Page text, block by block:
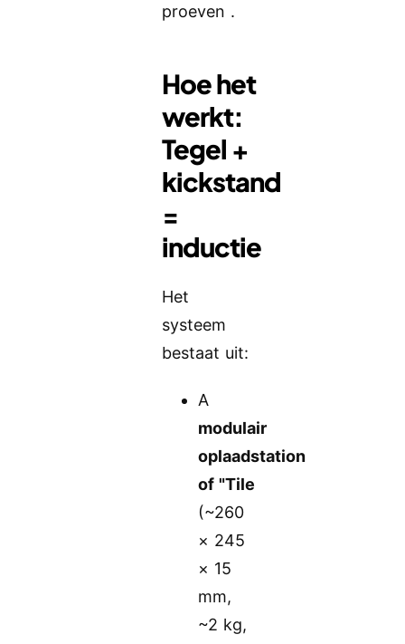
proeven .
Hoe het
werkt:
Tegel +
kickstand
=
inductie
Het
systeem
bestaat uit:
A
modulair
oplaadstation
of "Tile
(~260
× 245
× 15
mm,
~2 kg,